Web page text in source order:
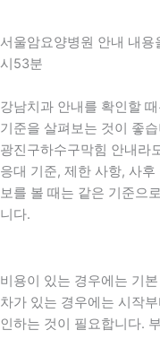
서울암요양병원 안내 내
시53분
강남치과 안내를 확인할
기준을 살펴보는 것이 좋
광진구하수구막힘 안내라
응대 기준, 제한 사항, 사
보를 볼 때는 같은 기준으
니다.
비용이 있는 경우에는 기
차가 있는 경우에는 시작
인하는 것이 필요합니다.